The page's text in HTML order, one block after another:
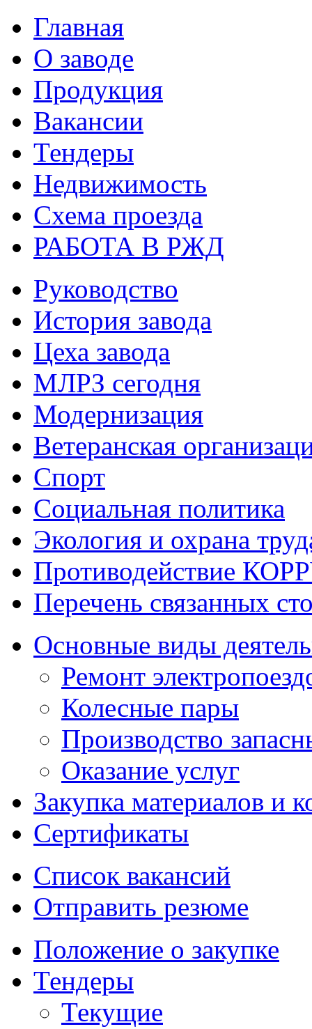
Главная
О заводе
Продукция
Вакансии
Тендеры
Недвижимость
Схема проезда
РАБОТА В РЖД
Руководство
История завода
Цеха завода
МЛРЗ сегодня
Модернизация
Ветеранская
Спорт
Социальная политика
Экология и охрана
Противодействие
Перечень связанных
Основные виды
Ремонт
Колесные пары
Производство
Оказание услуг
Закупка материалов и
Сертификаты
Список вакансий
Отправить резюме
Положение о закупке
Тендеры
Текущие